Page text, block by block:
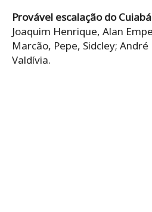
Provável escalação do Cuiabá
Joaquim Henrique, Alan
Marcão, Pepe, Sidcley;
Valdívia.